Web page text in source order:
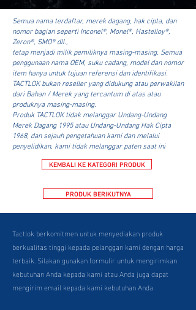
Semua nama terdaftar, merek dagang, hak cipta, dan
nomor bagian seperti Inconel®, Monel®, Hastelloy®,
Zeron®, SMO® dll.,
tetap menjadi milik pemiliknya masing-masing. Semua
penggunaan nama OEM, suku cadang, model dan nomor
item hanya untuk tujuan referensi dan identifikasi.
TACTLOK bukan reseller yang didukung atau perwakilan
dari Bahan / Merek yang tercantum di atas atau
produknya masing-masing.
Produk TACTLOK tidak melanggar Undang-Undang
Merek Dagang 1995 atau Undang-Undang Hak Cipta
1968, dan sejauh pengetahuan kami dan melalui
penyelidikan, kami tidak melanggar paten saat ini
KEMBALI KE KATEGORI PRODUK
PRODUK BERIKUTNYA
Tactlok berkomitmen untuk menyediakan produk
berkualitas tinggi kepada pelanggan kami dengan harga
terbaik. Silakan gunakan formulir untuk mengirimkan
kebutuhan Anda kepada kami atau Anda juga dapat
mengirim email kepada kami kebutuhan Anda